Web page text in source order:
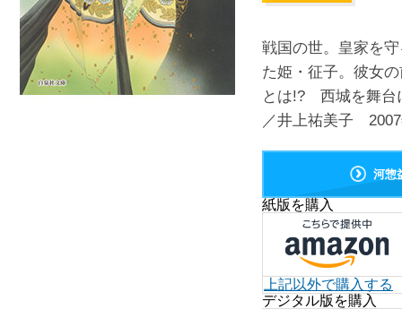
戦国の世。皇家を
た姫・征子。彼女
とは!? 西城を舞台
／井上祐美子
河惣
紙版を購入
上記以外で購入する
デジタル版を購入